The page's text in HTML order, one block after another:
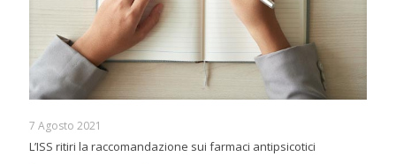
7 Agosto 2021
L’ISS ritiri la raccomandazione sui farmaci antipsicotici